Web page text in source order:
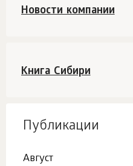
Новости компании
Книга Сибири
Публикации
Август